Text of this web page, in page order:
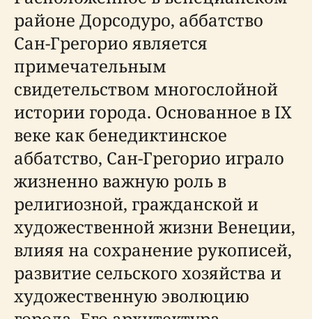
районе Дорсодуро, аббатство
Сан-Грегорио является
примечательным
свидетельством многослойной
истории города. Основанное в IX
веке как бенедиктинское
аббатство, Сан-Грегорио играло
жизненно важную роль в
религиозной, гражданской и
художественной жизни Венеции,
влияя на сохранение рукописей,
развитие сельского хозяйства и
художественную эволюцию